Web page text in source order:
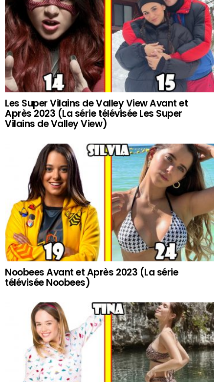
Les Super Vilains de Valley View Avant et
Après 2023 (La série télévisée Les Super
Vilains de Valley View)
Noobees Avant et Après 2023 (La série
télévisée Noobees)